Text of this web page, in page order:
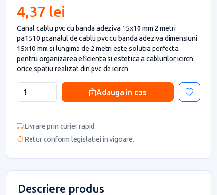
4,37 lei
Canal cablu pvc cu banda adeziva 15x10 mm 2 metri
pa1510 pcanalul de cablu pvc cu banda adeziva dimensiuni
15x10 mm si lungime de 2 metri este solutia perfecta
pentru organizarea eficienta si estetica a cablurilor icircn
orice spatiu realizat din pvc de icircn
Adauga in cos
Livrare prin curier rapid.
Retur conform legislatiei in vigoare.
Descriere produs